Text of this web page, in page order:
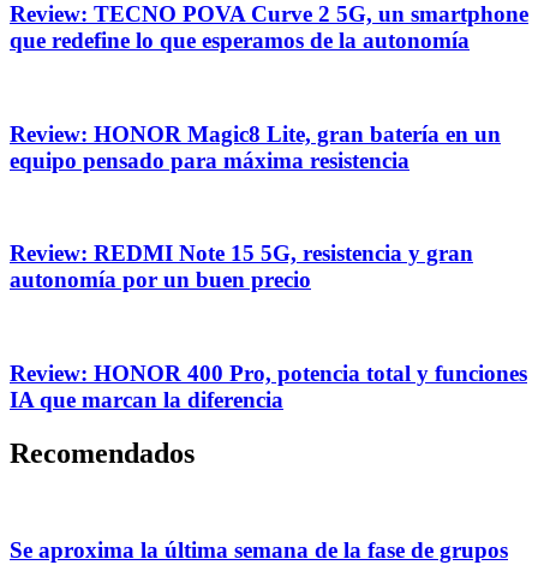
Review: TECNO POVA Curve 2 5G, un smartphone
que redefine lo que esperamos de la autonomía
Review: HONOR Magic8 Lite, gran batería en un
equipo pensado para máxima resistencia
Review: REDMI Note 15 5G, resistencia y gran
autonomía por un buen precio
Review: HONOR 400 Pro, potencia total y funciones
IA que marcan la diferencia
Recomendados
Se aproxima la última semana de la fase de grupos